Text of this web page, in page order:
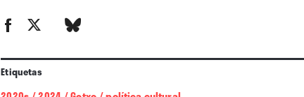
la movida y les gustó. Ponemos mucha pasión en
La naturaleza secreta de estos eventos –la
Etiquetas